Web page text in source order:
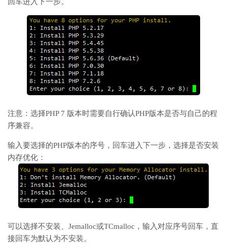
注意：选择PHP 7 版本时需要自行确认PHP版本是否与自己的程
序兼容。
输入要选择的PHP版本的序号，回车进入下一步，选择是否安装
内存优化：
可以选择不安装、Jemalloc或TCmalloc，输入对应序号回车，直
接回车为默认为不安装。